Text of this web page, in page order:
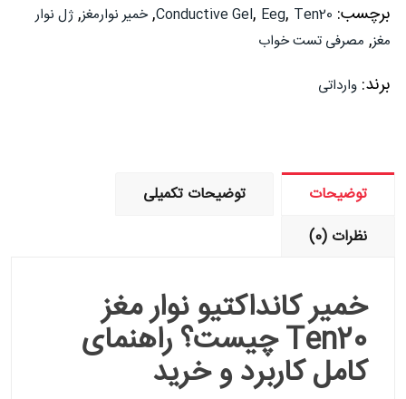
برچسب: Conductive Gel, Eeg, Ten20
,خمیر نوارمغز, ژل نوار
مغز, مصرفی تست خواب
برند: وارداتی
توضیحات
توضیحات تکمیلی
نظرات (0)
خمیر کانداکتیو نوار مغز
Ten20 چیست؟ راهنمای
کامل کاربرد و خرید